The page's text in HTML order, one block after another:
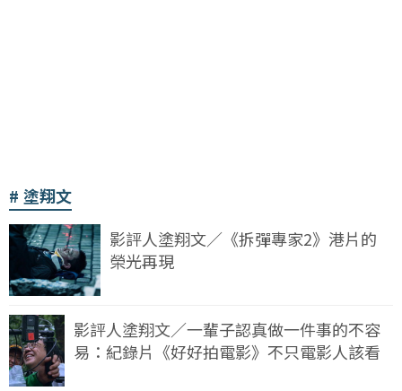
塗翔文
影評人塗翔文／《拆彈專家2》港片的
榮光再現
影評人塗翔文／一輩子認真做一件事的不容
易：紀錄片《好好拍電影》不只電影人該看